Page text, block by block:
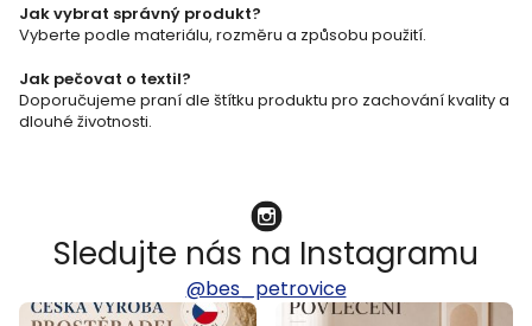
i
u
Jak vybrat správný produkt?
Vyberte podle materiálu, rozměru a způsobu použití.
Jak pečovat o textil?
Doporučujeme praní dle štítku produktu pro zachování kvality a
dlouhé životnosti.
Sledujte nás na Instagramu
@bes_petrovice